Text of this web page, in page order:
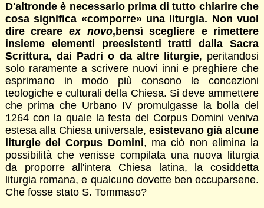
D'altronde è necessario prima di tutto chiarire che
cosa significa «comporre» una liturgia. Non vuol
dire creare ex novo,bensì scegliere e rimettere
insieme elementi preesistenti tratti dalla Sacra
Scrittura, dai Padri o da altre liturgie, peritandosi
solo raramente a scrivere nuovi inni e preghiere che
esprimano in modo più consono le concezioni
teologiche e culturali della Chiesa. Si deve ammettere
che prima che Urbano IV promulgasse la bolla del
1264 con la quale la festa del Corpus Domini veniva
estesa alla Chiesa universale,esistevano già alcune
liturgie del Corpus Domini, ma ciò non elimina la
possibilità che venisse compilata una nuova liturgia
da proporre all'intera Chiesa latina, la cosiddetta
liturgia romana, e qualcuno dovette ben occuparsene.
Che fosse stato S. Tommaso?